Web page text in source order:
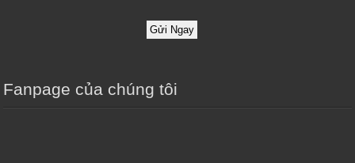
Gửi Ngay
Fanpage của chúng tôi